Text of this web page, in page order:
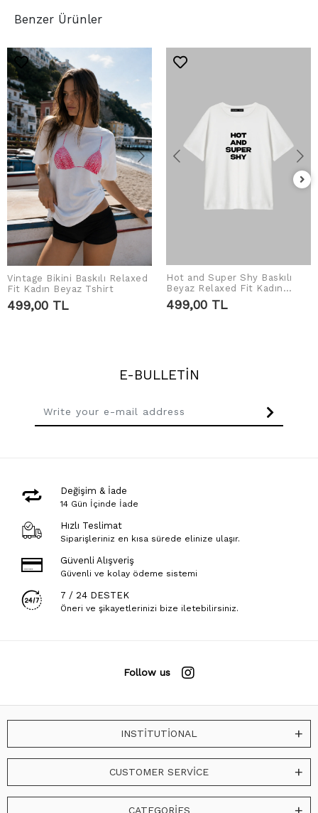
Benzer Ürünler
ADD TO CART
Vintage Bikini Baskılı Relaxed
Fit Kadın Beyaz Tshirt
499,00 TL
ADD TO CART
Hot and Super Shy Baskılı
Beyaz Relaxed Fit Kadın
Tshirt
499,00 TL
E-BULLETİN
Değişim & İade
14 Gün İçinde İade
Hızlı Teslimat
Siparişleriniz en kısa sürede elinize ulaşır.
Güvenli Alışveriş
Güvenli ve kolay ödeme sistemi
7 / 24 DESTEK
Öneri ve şikayetlerinizi bize iletebilirsiniz.
Follow us
INSTİTUTİONAL
CUSTOMER SERVİCE
CATEGORİES